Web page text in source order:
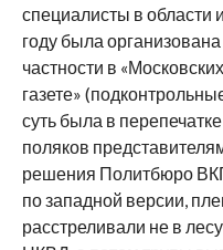
специалисты в области
году была
частности в
газете»
суть была в
поляков
решения Политбюро
по западной версии,
расстреливали не в